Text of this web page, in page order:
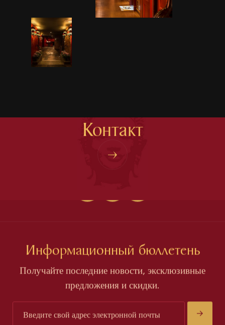
Контакт
Информационный бюллетень
Получайте последние новости, эксклюзивные
предложения и скидки.